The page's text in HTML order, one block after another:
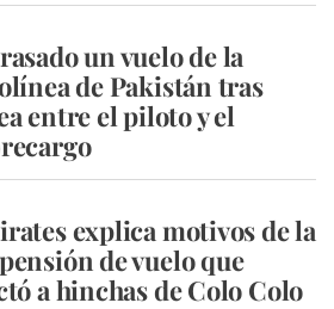
un vuelo de la
de Pakistán tras
entre el piloto y el
explica motivos de la
de vuelo que
a hinchas de Colo Colo